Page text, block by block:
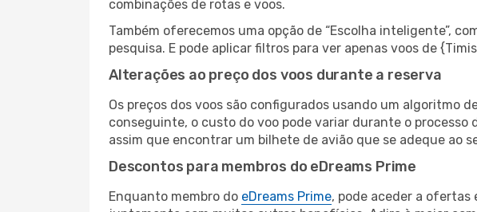
combinações de rotas e voos.
Também oferecemos uma opção de “Escolha inteligente”,
pesquisa. E pode aplicar filtros para ver apenas voos de
Alterações ao preço dos voos durante a reserva
Os preços dos voos são configurados usando um algoritmo
conseguinte, o custo do voo pode variar durante o processo
assim que encontrar um bilhete de avião que se adeque ao
Descontos para membros do eDreams Prime
Enquanto membro do eDreams Prime, pode aceder a ofertas